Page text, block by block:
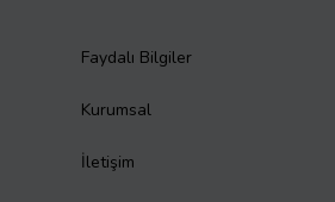
Faydalı Bilgiler
Kurumsal
İletişim